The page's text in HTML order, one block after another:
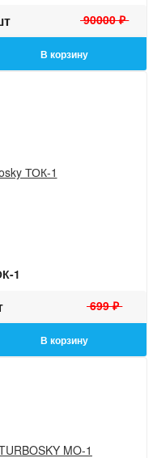
90000 ₽
В корзину
1
699 ₽
В корзину